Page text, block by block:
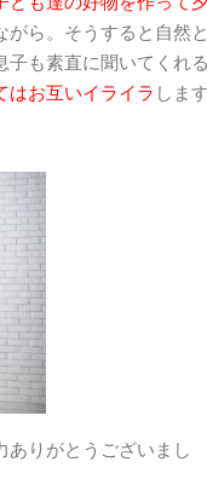
がら。そうすると自然
子も素直に聞いてくれ
はお互いイライラ しま
ありがとうございまし